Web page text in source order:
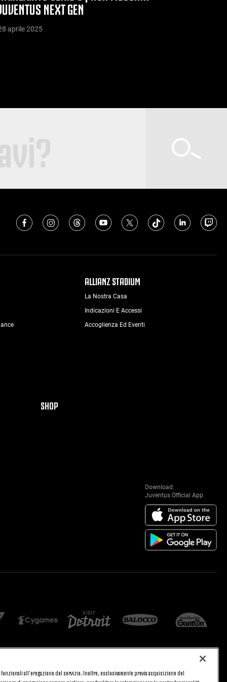
NEXT GEN
aprile 2025
ALLIANZ STADIUM
La Nostra Casa
Indicazioni E Accessi
Accoglienza Ed Eventi
SHOP
Download:
Juventus Official App
all’erogazione del servizio. Inoltre, esclusivamente previa acquisizione del